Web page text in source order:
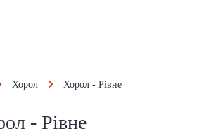
Хорол Хорол - Рівне
- Рівне